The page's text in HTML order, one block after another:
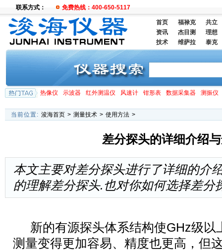
联系方式： 免费热线：400-650-5117
首页 福禄克
共立
资讯
杰目测
理想
技术
维萨拉 泰克
热像仪 示波器 红外测温仪 风速计 钳形表 数据采集器 测振仪
当前位置: 浚海首页 > 测量技术 > 使用方法 >
差分探头的详细介绍
本文主要对差分探头进行了详细的介
的理解差分探头.也对你如何选择差分
新的有源探头体系结构使GHz级以
测量变得更加容易、精度也更高，但